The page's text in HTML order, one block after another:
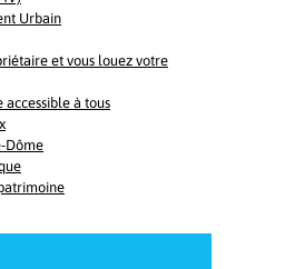
Urbain
et vous louez votre
à tous
Dôme